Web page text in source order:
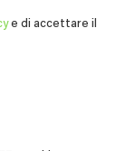
e di accettare il